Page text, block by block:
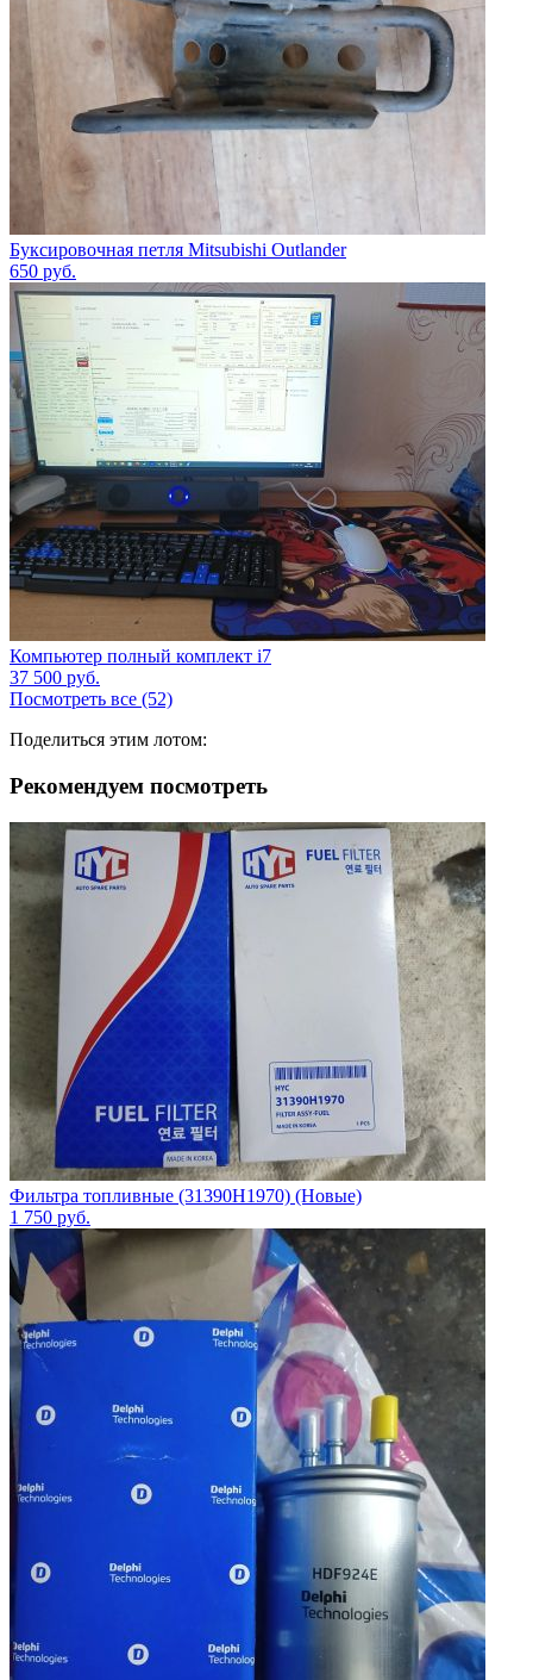
Буксировочная петля Mitsubishi Outlander
650 руб.
Компьютер полный комплект i7
37 500 руб.
Посмотреть все (52)
Поделиться этим лотом:
Рекомендуем посмотреть
Фильтра топливные (31390H1970) (Новые)
1 750 руб.